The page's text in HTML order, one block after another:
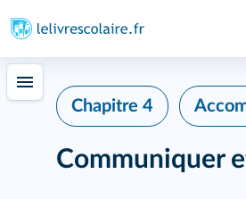
Chapitre 4
Communiquer